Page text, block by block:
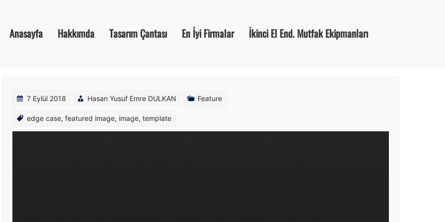
Anasayfa Hakkımda Tasarım Çantası En İyi Firmalar İkinci El End. Mutfak Ekipmanları
7 Eylül 2018 Hasan Yusuf Emre DULKAN Feature
edge case, featured image, image, template